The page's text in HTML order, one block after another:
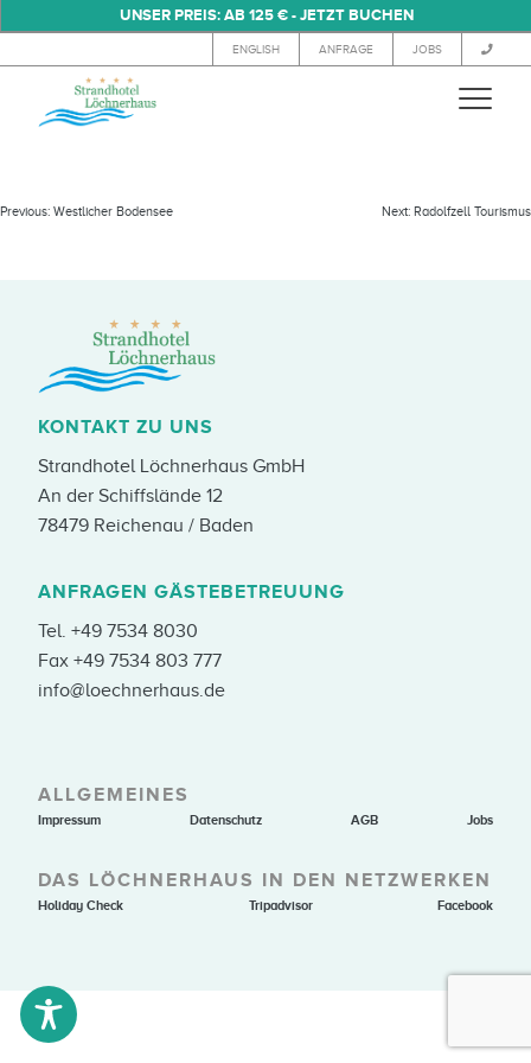
UNSER PREIS: AB 125 € - JETZT BUCHEN
ENGLISH ANFRAGE JOBS
Previous: Westlicher Bodensee Next: Radolfzell Tourismus
KONTAKT ZU UNS
Strandhotel Löchnerhaus GmbH
An der Schiffslände 12
78479 Reichenau / Baden
ANFRAGEN GÄSTEBETREUUNG
Tel. +49 7534 8030
Fax +49 7534 803 777
info@loechnerhaus.de
ALLGEMEINES
Impressum Datenschutz AGB Jobs
DAS LÖCHNERHAUS IN DEN NETZWERKEN
Holiday Check Tripadvisor Facebook